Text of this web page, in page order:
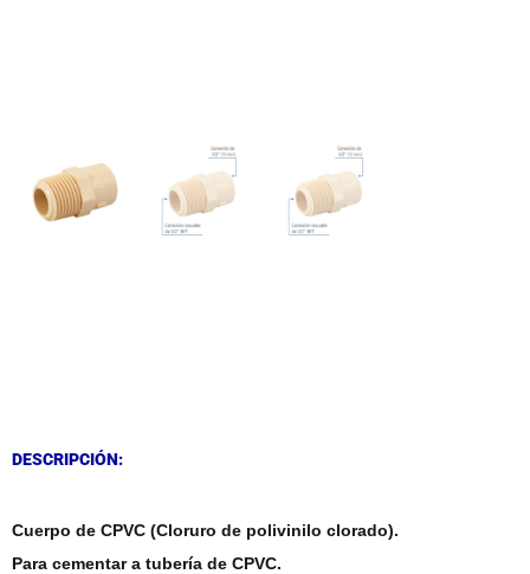
DESCRIPCIÓN:
Cuerpo de CPVC (Cloruro de polivinilo clorado).
Para cementar a tubería de CPVC.